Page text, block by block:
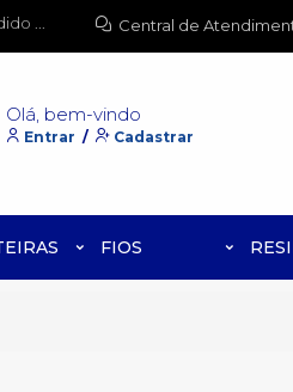
... Central de
Olá, bem-vindo
Entrar / Cadastrar
FIOS